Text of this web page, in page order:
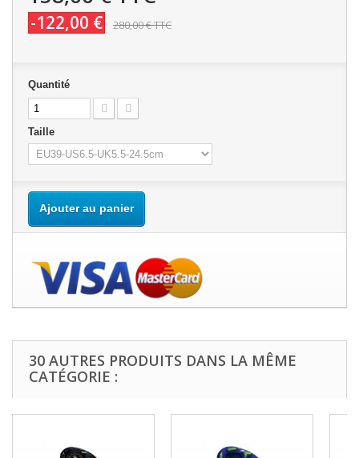
-122,00 € 280,00 €TTC
Quantité
Taille
Ajouter au panier
30 AUTRES PRODUITS DANS LA MÊME
CATÉGORIE :